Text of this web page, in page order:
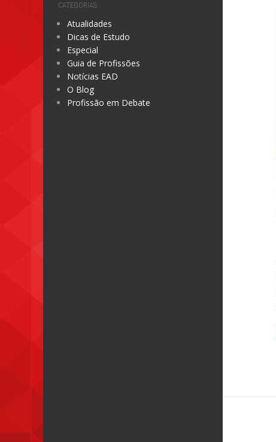
CATEGORIAS
Atualidades
Dicas de Estudo
Especial
Guia de Profissões
Notícias EAD
O Blog
Profissão em Debate